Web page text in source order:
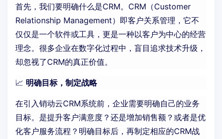
首先，我们要明确什么是CRM。CRM（Customer
Relationship Management）即客户关系管理，它不
仅仅是一个软件或工具，更是一种以客户为中心的经营
理念。很多企业在数字化过程中，盲目追求技术升级，
却忽视了CRM的真正价值。
📈 明确目标，制定战略
在引入销动云CRM系统前，企业需要明确自己的业务
目标。是提升客户满意度？还是增加销售额？或者是优
化客户服务流程？明确目标后，再制定相应的CRM战